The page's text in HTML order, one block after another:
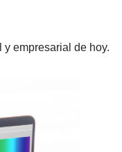
empresarial de hoy.